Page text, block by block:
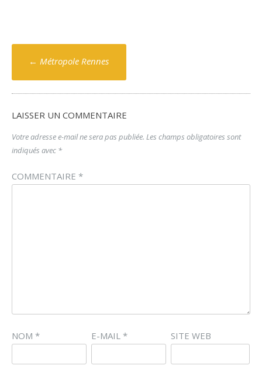
Poste
navigation
← Métropole Rennes
LAISSER UN COMMENTAIRE
Votre adresse e-mail ne sera pas publiée. Les champs obligatoires sont
indiqués avec *
COMMENTAIRE *
NOM * E-MAIL * SITE WEB